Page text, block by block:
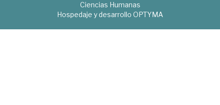
Ciencias Humanas
Hospedaje y desarrollo OPTYMA